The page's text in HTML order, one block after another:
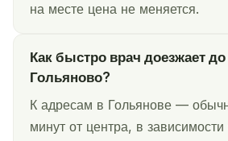
на месте цена не меняется.
Как быстро врач доезжает
Гольяново?
К адресам в Гольянове —
минут от центра, в